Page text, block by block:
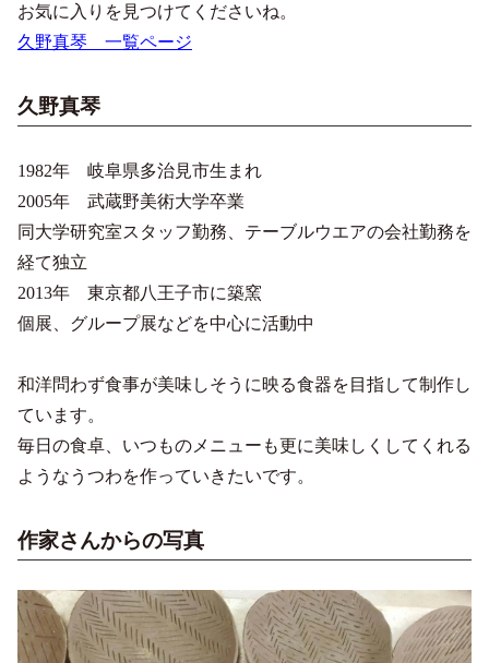
お気に入りを見つけてくださいね。
久野真琴 一覧ページ
久野真琴
1982年 岐阜県多治見市生まれ
2005年 武蔵野美術大学卒業
同大学研究室スタッフ勤務、テーブルウエアの会社勤務を
経て独立
2013年 東京都八王子市に築窯
個展、グループ展などを中心に活動中
和洋問わず食事が美味しそうに映る食器を目指して制作し
ています。
毎日の食卓、いつものメニューも更に美味しくしてくれる
ようなうつわを作っていきたいです。
作家さんからの写真